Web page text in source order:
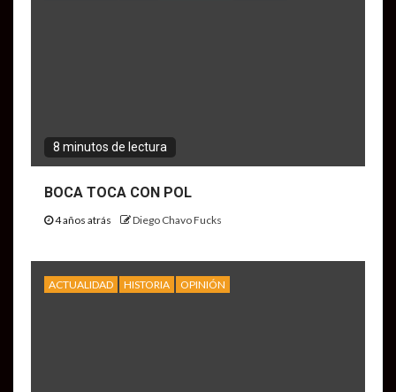
8 minutos de lectura
BOCA TOCA CON POL
4 años atrás Diego Chavo Fucks
ACTUALIDAD HISTORIA OPINIÓN